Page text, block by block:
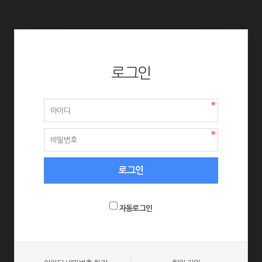
로그인
자동로그인